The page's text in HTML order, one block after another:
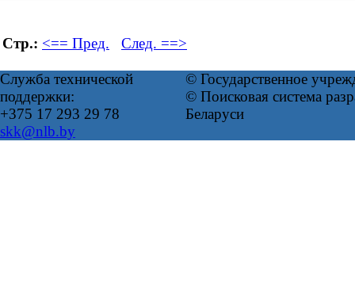
Стр.: <== Пред. След. ==>
Служба технической
поддержки:
+375 17 293 29 78
skk@nlb.by
© Государственное
© Поисковая система
Беларуси